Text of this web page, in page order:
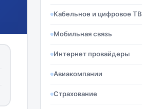
Кабельное и цифровое ТВ
Мобильная связь
Интернет провайдеры
Авиакомпании
Страхование